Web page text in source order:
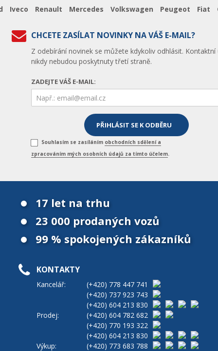
Iveco Renault Mercedes Volkswagen Peugeot Fiat
CHCETE ZASÍLAT NOVINKY NA VÁŠ E-MAIL?
Z odebírání novinek se můžete kdykoliv odhlásit. Kontaktní
nikdy nebudou poskytnuty třetí straně.
ZADEJTE VÁŠ E-MAIL:
Souhlasím se zasíláním obchodních sdělení a
zpracováním mých osobních údajů za tímto účelem.
17 let na trhu
23 000 prodaných vozů
99 % spokojených zákazníků
KONTAKTY
Kancelář: (+420) 778 447 741
(+420) 737 923 743
(+420) 604 213 830
Prodej:
(+420) 604 782 682
(+420) 770 193 322
(+420) 604 213 830
Výkup:
(+420) 773 683 788